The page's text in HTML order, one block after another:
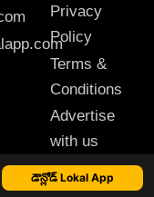
డౌన్లోడ్ Lokal App
Privacy
Policy
Terms &
Conditions
Advertise
with us
Sitemap
All rights reserved.